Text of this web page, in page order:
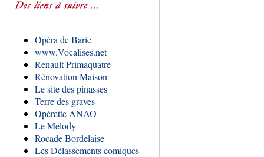
Opéra de Barie
www.Vocalises.net
Renault Primaquatre
Rénovation Maison
Le site des pinasses
Terre des graves
Opérette ANAO
Le Melody
Rocade Bordelaise
Les Délassements comiques